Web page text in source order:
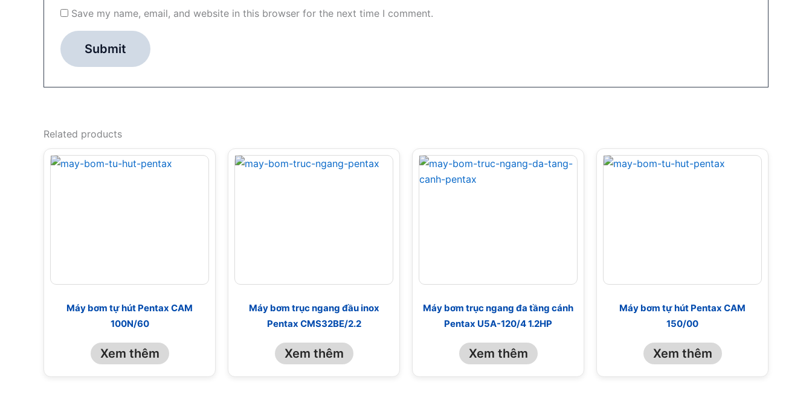
Save my name, email, and website in this browser for the next time I comment.
Related products
Máy bơm tự hút Pentax CAM
100N/60
Xem thêm
Máy bơm trục ngang đầu inox
Pentax CMS32BE/2.2
Xem thêm
Máy bơm trục ngang đa tầng cánh
Pentax U5A-120/4 1.2HP
Xem thêm
Máy bơm tự hút Pentax CAM
150/00
Xem thêm